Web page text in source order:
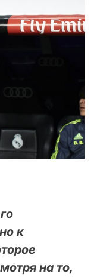
к
на то,